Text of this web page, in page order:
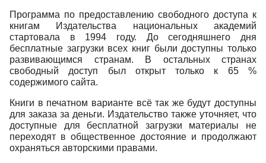
Программа по предоставлению свободного доступа к
книгам Издательства национальных академий
стартовала в 1994 году. До сегодняшнего дня
бесплатные загрузки всех книг были доступны только
развивающимся странам. В остальных странах
свободный доступ был открыт только к 65 %
содержимого сайта.
Книги в печатном варианте всё так же будут доступны
для заказа за деньги. Издательство также уточняет, что
доступные для бесплатной загрузки материалы не
переходят в общественное достояние и продолжают
охраняться авторскими правами.